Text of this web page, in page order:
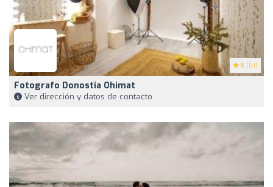
5 (81)
Fotografo Donostia Ohimat
Ver dirección y datos de contacto